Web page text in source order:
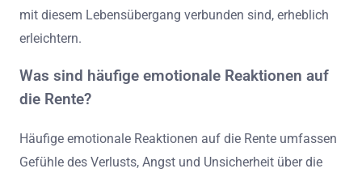
mit diesem Lebensübergang verbunden sind, erheblich
erleichtern.
Was sind häufige emotionale Reaktionen auf
die Rente?
Häufige emotionale Reaktionen auf die Rente umfassen
Gefühle des Verlusts, Angst und Unsicherheit über die